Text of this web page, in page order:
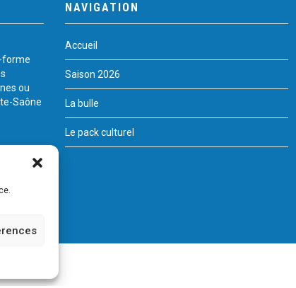
forme
ou
Saône
NAVIGATION
Accueil
Saison 2026
La bulle
Le pack culturel